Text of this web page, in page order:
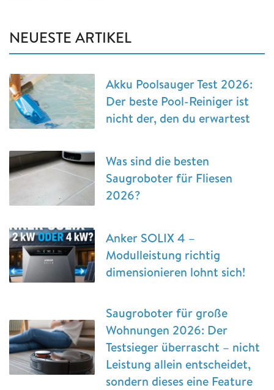
NEUESTE ARTIKEL
Akku Poolsauger Test 2026:
Der beste Pool-Reiniger ist
nicht der, den du erwartest
Was sind die besten
Saugroboter für Fliesen
2026?
Anker SOLIX 4 –
Modulleistung richtig
dimensionieren lohnt sich!
Saugroboter für große
Wohnungen 2026: Der
Testsieger überrascht – nicht
Leistung allein entscheidet,
sondern dieses eine Feature